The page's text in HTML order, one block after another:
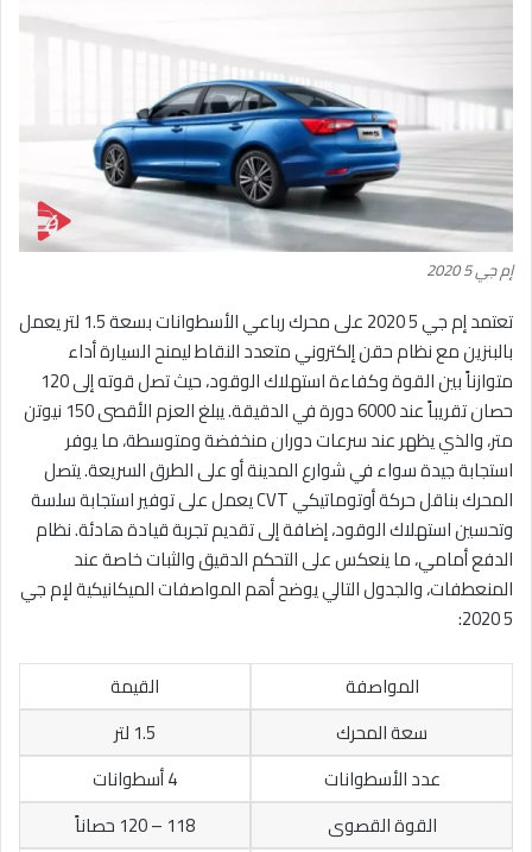
إم جي 5 2020
تعتمد إم جي 5 2020 على محرك رباعي الأسطوانات بسعة 1.5 لتر يعمل
بالبنزين مع نظام حقن إلكتروني متعدد النقاط ليمنح السيارة أداء
متوازناً بين القوة وكفاءة استهلاك الوقود، حيث تصل قوته إلى 120
حصان تقريباً عند 6000 دورة في الدقيقة. يبلغ العزم الأقصى 150 نيوتن
متر، والذي يظهر عند سرعات دوران منخفضة ومتوسطة، ما يوفر
استجابة جيدة سواء في شوارع المدينة أو على الطرق السريعة. يتصل
المحرك بناقل حركة أوتوماتيكي CVT يعمل على توفير استجابة سلسة
وتحسين استهلاك الوقود، إضافة إلى تقديم تجربة قيادة هادئة. نظام
الدفع أمامي، ما ينعكس على التحكم الدقيق والثبات خاصة عند
المنعطفات، والجدول التالي يوضح أهم المواصفات الميكانيكية لإم جي
5 2020:
المواصفة
القيمة
سعة المحرك
1.5 لتر
عدد الأسطوانات
4 أسطوانات
القوة القصوى
118 – 120 حصاناً